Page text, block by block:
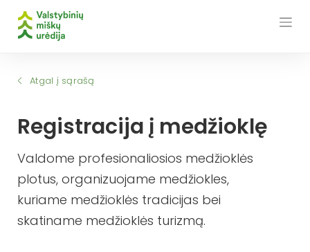
Atgal į sąrašą
Registracija į medžioklę
Valdome profesionaliosios medžioklės
plotus, organizuojame medžiokles,
kuriame medžioklės tradicijas bei
skatiname medžioklės turizmą.